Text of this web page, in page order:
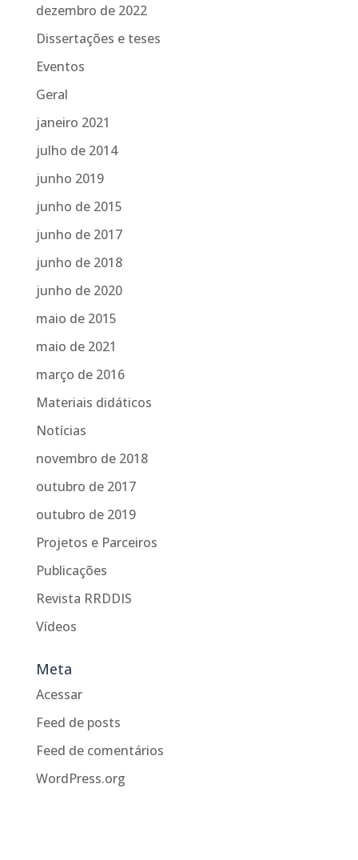
dezembro de 2022
Dissertações e teses
Eventos
Geral
janeiro 2021
julho de 2014
junho 2019
junho de 2015
junho de 2017
junho de 2018
junho de 2020
maio de 2015
maio de 2021
março de 2016
Materiais didáticos
Notícias
novembro de 2018
outubro de 2017
outubro de 2019
Projetos e Parceiros
Publicações
Revista RRDDIS
Vídeos
Meta
Acessar
Feed de posts
Feed de comentários
WordPress.org